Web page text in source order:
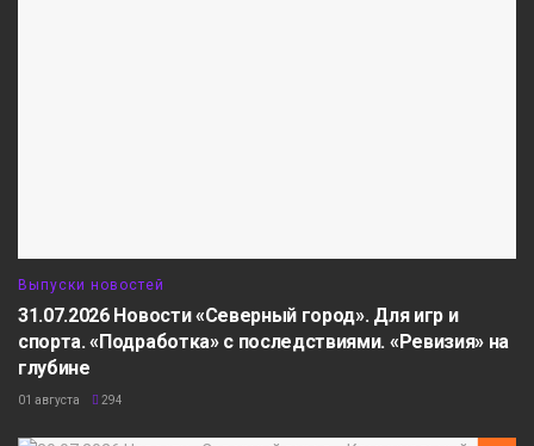
Выпуски новостей
31.07.2026 Новости «Северный город». Для игр и
спорта. «Подработка» с последствиями. «Ревизия» на
глубине
01 августа 294